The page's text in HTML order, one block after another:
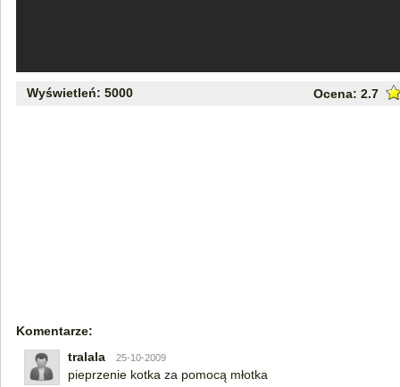
Wyświetleń: 5000 Ocena: 2.7
Komentarze:
tralala
25-10-2009
pieprzenie kotka za pomocą młotka